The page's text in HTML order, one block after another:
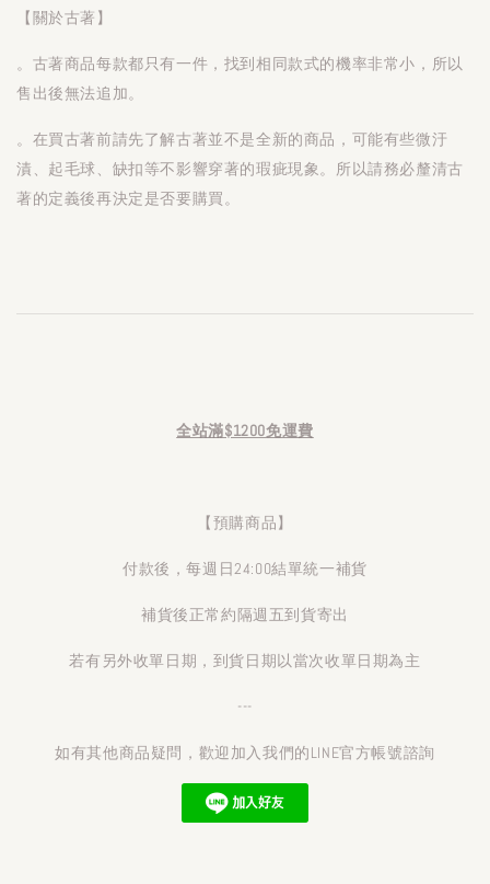
【關於古著】
。古著商品每款都只有一件，找到相同款式的機率非常小，所以
售出後無法追加。
。在買古著前請先了解古著並不是全新的商品，可能有些微汙
漬、起毛球、缺扣等不影響穿著的瑕疵現象。所以請務必釐清古
著的定義後再決定是否要購買。
全站滿$1200免運費
【預購商品】
付款後，每週日24:00結單統一補貨
補貨後正常約隔週五到貨寄出
若有另外收單日期，到貨日期以當次收單日期為主
---
如有其他商品疑問，歡迎加入我們的LINE官方帳號諮詢